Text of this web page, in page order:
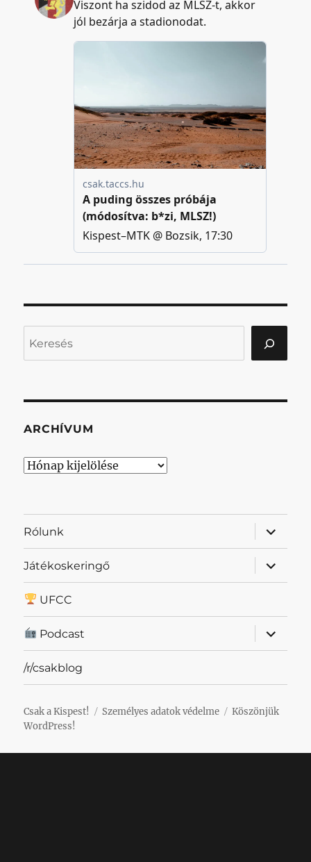
ARCHÍVUM
Archívum
Rólunk
almenü
Játékoskeringő
almenü
UFCC
Podcast
almenü
/r/csakblog
Csak a Kispest! Személyes adatok védelme
Köszönjük
WordPress!